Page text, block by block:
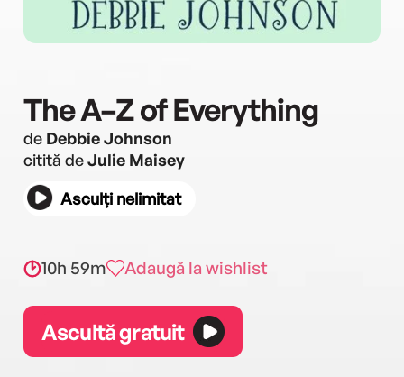
The A–Z of Everything
de Debbie Johnson
citită deJulie Maisey
Asculți nelimitat
10h 59m Adaugă la wishlist
Ascultă gratuit